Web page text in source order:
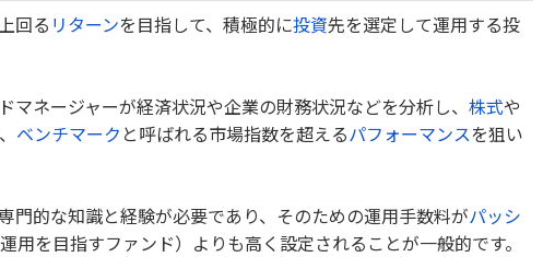
回る リターンを目指して、積極的に投資先を選定して運用する投
マネージャーが経済状況や企業の財務状況などを分析し、 株式や
ベンチマーク と呼ばれる市場指数を超えるパフォーマンスを狙い
門的な知識と経験が必要であり、そのための運用手数料がパッシ
用を目指すファンド）よりも高く設定されることが一般的です。